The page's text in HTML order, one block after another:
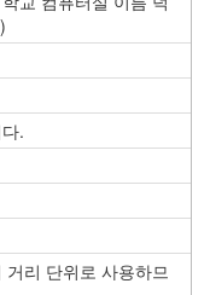
.
리 단위로 사용하므